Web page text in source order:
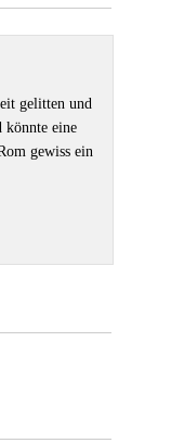
gelitten und
könnte eine
gewiss ein